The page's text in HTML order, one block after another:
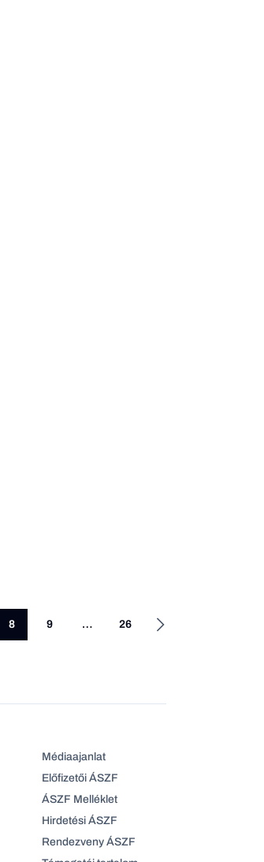
8 9 … 26
Médiaajanlat
Előfizetői ÁSZF
ÁSZF Melléklet
Hirdetési ÁSZF
Rendezveny ÁSZF